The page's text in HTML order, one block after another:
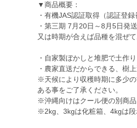
▼商品概要：
・有機JAS認証取得（認証登
・第三期 7月20日～8月5日発
又は時期が合えば品種を混ぜ
・自家製ぼかしと堆肥で土作り
・農家直送だからできる、樹
※天候により収穫時期に多少
ある事をご了承ください。
※沖縄向けはクール便の別商
※2kg、3kgは化粧箱、4kgは段